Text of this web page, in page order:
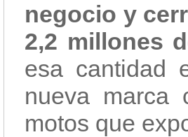
negocio y
2,2 millones
esa cantidad
nueva marca
motos que